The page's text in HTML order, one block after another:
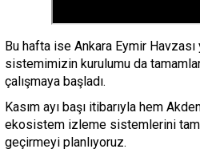
Bu hafta ise Ankara Eymir
sistemimizin kurulumu da
çalışmaya başladı.
Kasım ayı başı itibarıyla hem
ekosistem izleme sistemlerini
geçirmeyi planlıyoruz.